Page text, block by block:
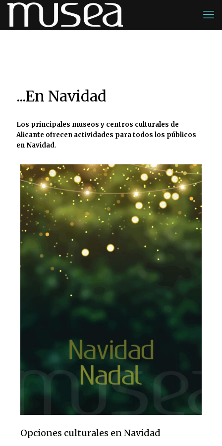
...En Navidad
Los principales museos y centros culturales de
Alicante ofrecen actividades para todos los públicos
en Navidad.
Opciones culturales en Navidad